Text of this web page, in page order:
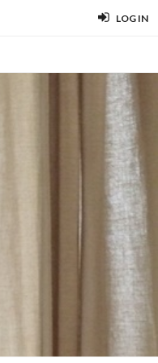
LOG IN